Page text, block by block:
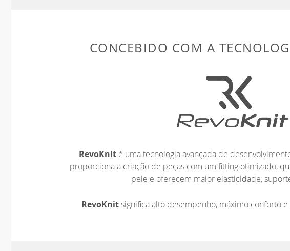
CONCEBIDO COM A
RevoKnité uma tecnologia avançada de
proporciona a criação de peças com um fitting otimizado,
pele e oferecem maior elasticidade,
RevoKnitsignifica alto desempenho, máximo conforto